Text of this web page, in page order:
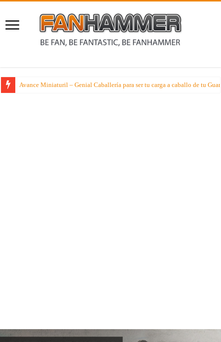
Avance Miniaturil – Genial Caballería para ser tu carga a caballo de tu